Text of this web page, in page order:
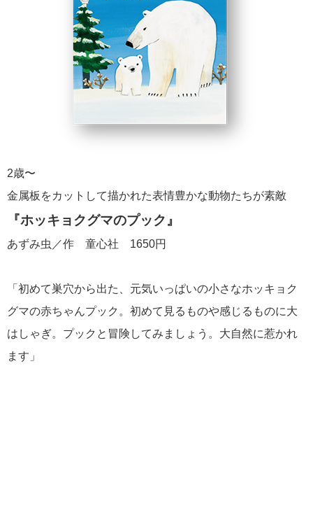
2歳〜
金属板をカットして描かれた表情豊かな動物たちが素敵
『ホッキョクグマのプック』
あずみ虫／作 童心社 1650円
「初めて巣穴から出た、元気いっぱいの小さなホッキョク
グマの赤ちゃんプック。初めて見るものや感じるものに大
はしゃぎ。プックと冒険してみましょう。大自然に惹かれ
ます」